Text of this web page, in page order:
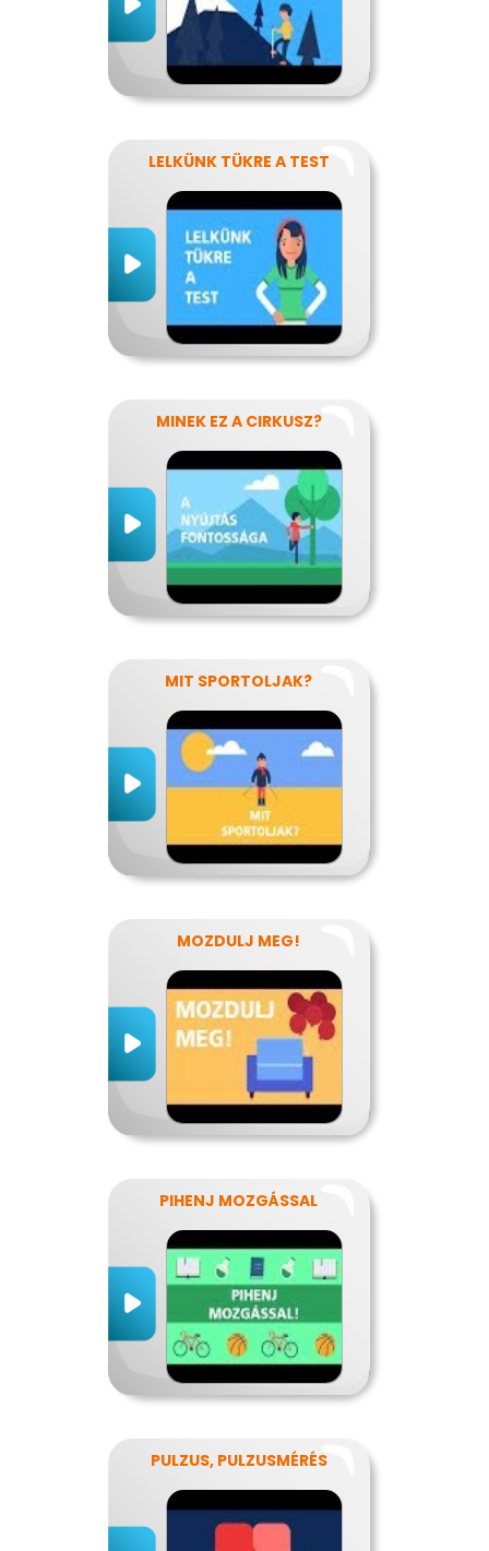
LELKÜNK TÜKRE A TEST
MINEK EZ A CIRKUSZ?
MIT SPORTOLJAK?
MOZDULJ MEG!
PIHENJ MOZGÁSSAL
PULZUS, PULZUSMÉRÉS